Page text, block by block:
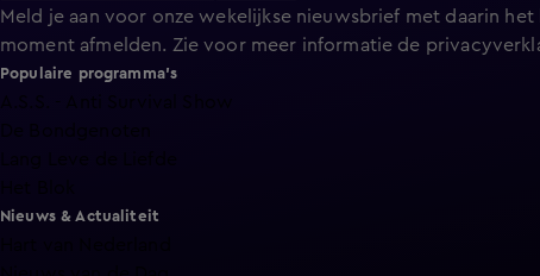
Meld je aan voor onze wekelijkse nieuwsbrief met daarin
moment afmelden. Zie voor meer informatie de
Populaire programma's
Nieuws & Actualiteit